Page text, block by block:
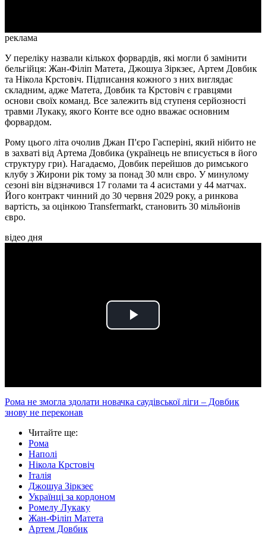
реклама
У переліку назвали кількох форвардів, які могли б замінити
бельгійця: Жан-Філіп Матета, Джошуа Зіркзеє, Артем Довбик
та Нікола Крстовіч. Підписання кожного з них виглядає
складним, адже Матета, Довбик та Крстовіч є гравцями
основи своїх команд. Все залежить від ступеня серйозності
травми Лукаку, якого Конте все одно вважає основним
форвардом.
Рому цього літа очолив Джан П'єро Гасперіні, який нібито не
в захваті від Артема Довбика (українець не вписується в його
структуру гри). Нагадаємо, Довбик перейшов до римського
клубу з Жирони рік тому за понад 30 млн євро. У минулому
сезоні він відзначився 17 голами та 4 асистами у 44 матчах.
Його контракт чинний до 30 червня 2029 року, а ринкова
вартість, за оцінкою Transfermarkt, становить 30 мільйонів
євро.
відео дня
Play
Рома не змогла здолати новачка саудівської ліги – Довбик
знову не переконав
Читайте ще:
Рома
Наполі
Нікола Крстовіч
Італія
Джошуа Зіркзеє
Українці за кордоном
Ромелу Лукаку
Жан-Філіп Матета
Артем Довбик